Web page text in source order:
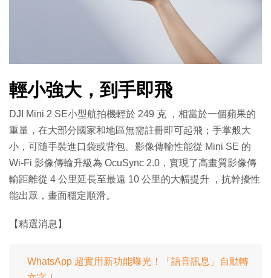
輕小強大，到手即飛
DJI Mini 2 SE小型航拍機輕於 249 克 ，相當於一個蘋果的
重量，在大部分國家和地區無需註冊即可起飛；手掌般大
小，可隨手裝進口袋或背包。影像傳輸性能從 Mini SE 的
Wi-Fi 影像傳輸升級為 OcuSync 2.0，實現了高畫質影像傳
輸距離從 4 公里延長至最遠 10 公里的大幅提升 ，抗幹擾性
能出眾，畫面穩定順滑。
【精選消息】
WhatsApp 超實用新功能曝光！「語音訊息」自動轉